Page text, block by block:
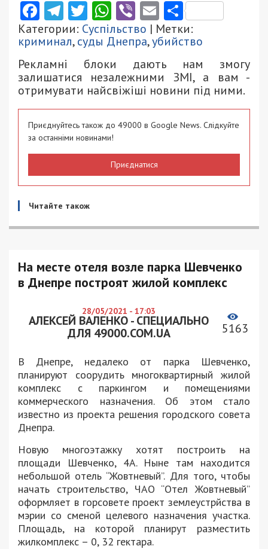
Facebook
Telegram
Twitter
WhatsApp
ViberEmail
Категории: Суспільство | Метки:
криминал,суды Днепра,убийство
Рекламні блоки дають нам змогу
залишатися незалежними ЗМІ, а вам -
отримувати найсвіжіші новини під ними.
Приєднуйтесь також до 49000 в Google News. Слідкуйте
за останніми новинами!
Приєднатися
Читайте також
На месте отеля возле парка Шевченко
в Днепре построят жилой комплекс
28/05/2021 - 17:03
АЛЕКСЕЙ ВАЛЕНКО - СПЕЦИАЛЬНО
ДЛЯ 49000.COM.UA
5163
В Днепре, недалеко от парка Шевченко,
планируют соорудить многоквартирный жилой
комплекс с паркингом и помещениями
коммерческого назначения. Об этом стало
известно из проекта решения городского совета
Днепра.
Новую многоэтажку хотят построить на
площади Шевченко, 4А. Ныне там находится
небольшой отель “Жовтневый”. Для того, чтобы
начать строительство, ЧАО “Отел Жовтневый”
оформляет в горсовете проект землеустрйства в
мэрии со сменой целевого назначения участка.
Площадь, на которой планирут разместить
жилкомплекс – 0, 32 гектара.